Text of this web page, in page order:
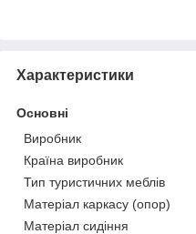
Характеристики
Основні
Виробник
Країна виробник
Тип туристичних меблів
Матеріал каркасу (опор)
Матеріал сидіння